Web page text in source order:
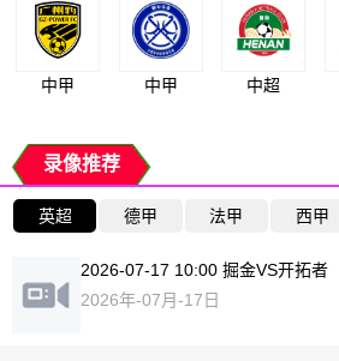
中甲 中甲 中超
录像推荐
英超 德甲 法甲 西甲
2026-07-17 10:00 掘金VS开拓者
2026年-07月-17日